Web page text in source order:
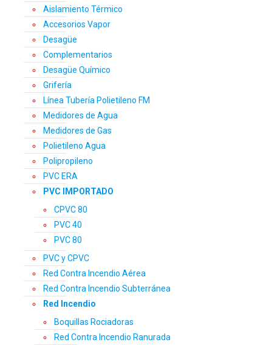
Aislamiento Térmico
Accesorios Vapor
Desagüe
Complementarios
Desagüe Químico
Grifería
Línea Tubería Polietileno FM
Medidores de Agua
Medidores de Gas
Polietileno Agua
Polipropileno
PVC ERA
PVC IMPORTADO
CPVC 80
PVC 40
PVC 80
PVC y CPVC
Red Contra Incendio Aérea
Red Contra Incendio Subterránea
Red Incendio
Boquillas Rociadoras
Red Contra Incendio Ranurada